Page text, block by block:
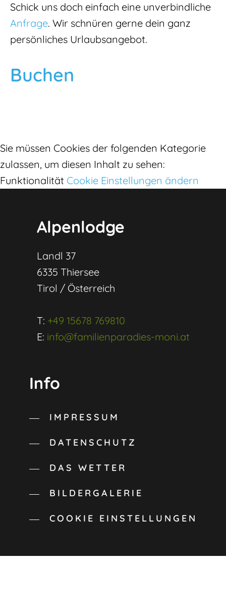
Schick uns doch einfach eine unverbindliche
Anfrage. Wir schnüren gerne dein ganz
persönliches Urlaubsangebot.
Buchen
Sie müssen Cookies der folgenden Kategorie
zulassen, um diesen Inhalt zu sehen:
Funktionalität Cookie Einstellungen ändern
Alpenlodge
Landl 37
6335 Thiersee
Tirol / Österreich
T: +49 15678 769810
E: info@familienparadies-moni.at
Info
IMPRESSUM
DATENSCHUTZ
DAS WETTER
BILDERGALERIE
COOKIE EINSTELLUNGEN